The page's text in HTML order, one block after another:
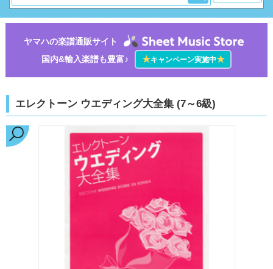
ヤマハの楽譜通販サイト
国内&輸入楽譜も豊富♪
★キャンペーン実施中★
エレクトーン ウエディング大全集 (7～6級)